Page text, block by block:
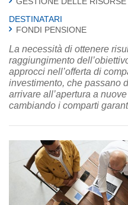
DESTINATARI
FONDI PENSIONE
La necessità di ottenere
raggiungimento
approcci nell’offerta di
investimento, che passano
arrivare all’apertura a
cambiando i comparti